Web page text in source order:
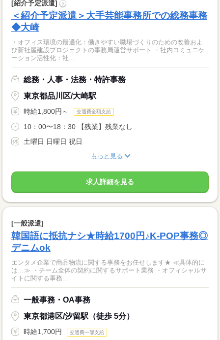
[紹介予定派遣] ?
＜紹介予定派遣＞大手芸能事務所での総務事務
◆大崎
・オフィス環境の最適化：働きやすい職場づくりのための改善およ
び新社屋建設プロジェクトの事務局運営サポート ・社内コミュニケ
ーション活性化：社...
総務・人事・法務・特許事務
東京都品川区/大崎駅
時給1,800円～ 交通費全額支給
10：00〜18：30 【残業】残業なし
土曜日 日曜日 祝日
もっと見る
求人詳細を見る
[一般派遣]
韓国語に抵抗ナシ★時給1700円♪K-POP事務◎
デニムok
エンタメ企業で商品物流に関する事務をお任せします★ ≪具体的に
は…≫ ・チーム全体の契約に関するサポート業務 ・オフィシャルサ
イトに関する事務...
一般事務・OA事務
東京都港区/汐留駅（徒歩 5分）
時給1,700円 交通費一部支給